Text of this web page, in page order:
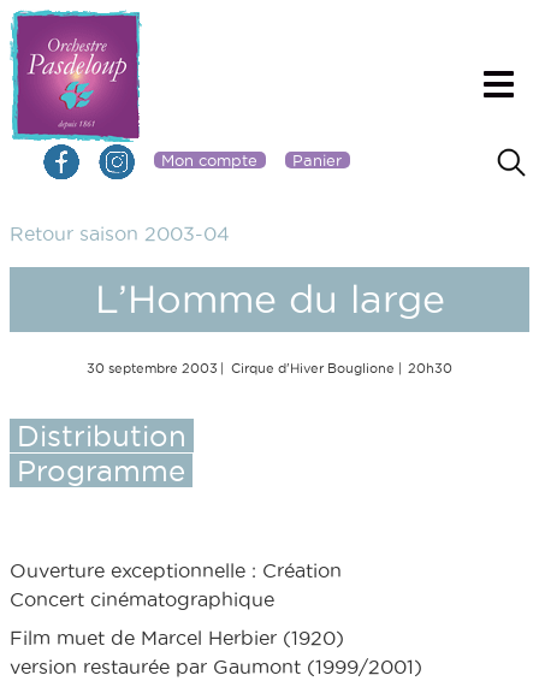
Mon compte Panier
Retour saison 2003-04
L’Homme du large
30 septembre 2003 Cirque d'Hiver Bouglione 20h30
Distribution
Programme
Ouverture exceptionnelle : Création
Concert cinématographique
Film muet de Marcel Herbier (1920)
version restaurée par Gaumont (1999/2001)